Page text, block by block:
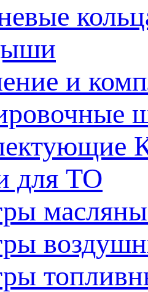
и
для ТО